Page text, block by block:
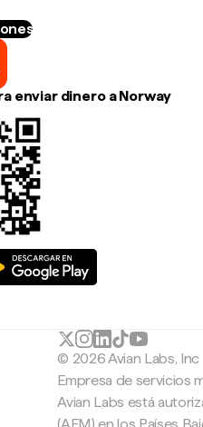
enviar dinero a Norway
© 2026 Avian Labs, Inc
Empresa de servicios
Avian Labs está